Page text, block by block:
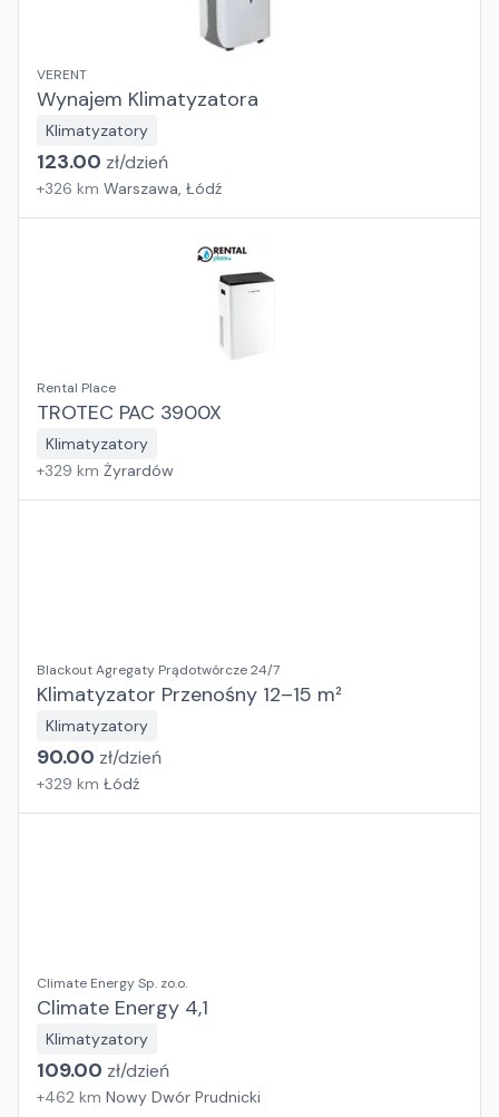
VERENT
Wynajem Klimatyzatora
Klimatyzatory
123.00 zł/dzień
+326 km Warszawa, Łódź
Rental Place
TROTEC PAC 3900X
Klimatyzatory
+329 km Żyrardów
Blackout Agregaty Prądotwórcze 24/7
Klimatyzator Przenośny 12–15 m²
Klimatyzatory
90.00 zł/dzień
+329 km Łódź
Climate Energy Sp. zo.o.
Climate Energy 4,1
Klimatyzatory
109.00 zł/dzień
+462 km Nowy Dwór Prudnicki